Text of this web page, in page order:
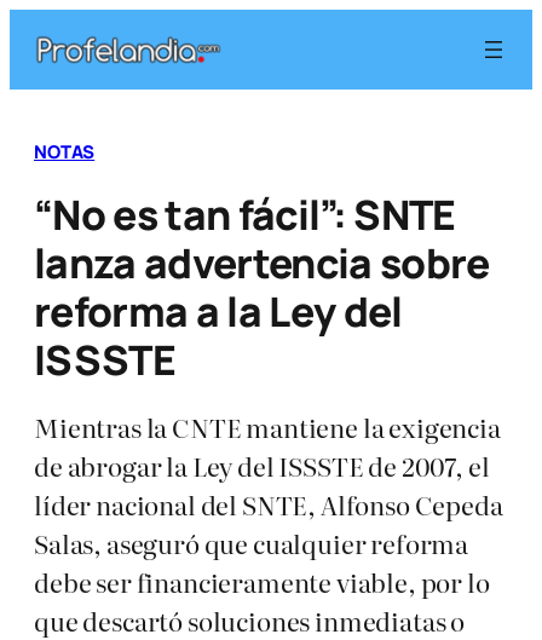
contenido
NOTAS
“No es tan fácil”: SNTE
lanza advertencia sobre
reforma a la Ley del
ISSSTE
Mientras la CNTE mantiene la exigencia
de abrogar la Ley del ISSSTE de 2007, el
líder nacional del SNTE, Alfonso Cepeda
Salas, aseguró que cualquier reforma
debe ser financieramente viable, por lo
que descartó soluciones inmediatas o